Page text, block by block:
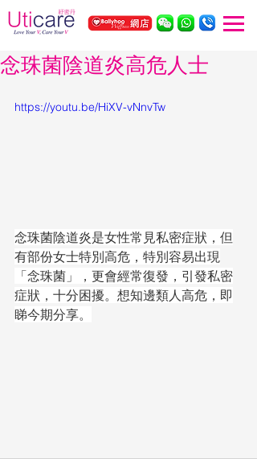
念珠菌陰道炎高危人士
https://youtu.be/HiXV-vNnvTw
念珠菌陰道炎是女性常見私密症狀，但
有部份女士特別高危，特別容易出現
「念珠菌」，更會經常復發，引發私密
症狀，十分困擾。想知邊類人高危，即
睇今期分享。